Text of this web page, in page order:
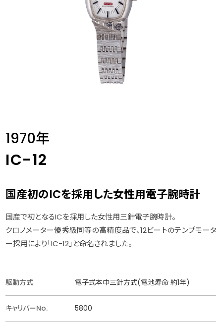
1970年
IC-12
国産初のICを採用した女性用電子腕時計
国産で初となるICを採用した女性用三針電子腕時計。
クロノメーター優秀級同等の高精度品で、12ビートのテンプモータ
ー採用により「IC-12」と命名されました。
駆動方式 電子式本中三針方式(電池寿命 約1年)
キャリバーNo. 5800